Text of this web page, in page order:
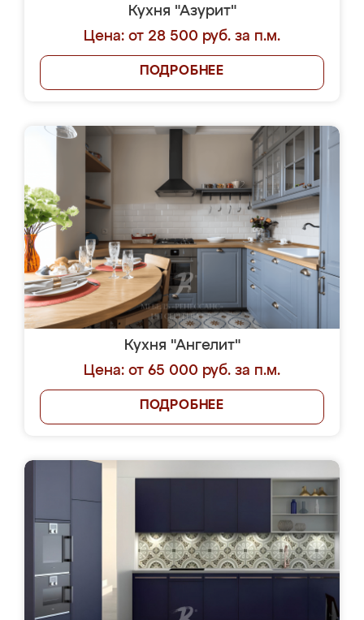
Кухня "Азурит"
Цена: от 28 500 руб. за п.м.
ПОДРОБНЕЕ
Кухня "Ангелит"
Цена: от 65 000 руб. за п.м.
ПОДРОБНЕЕ